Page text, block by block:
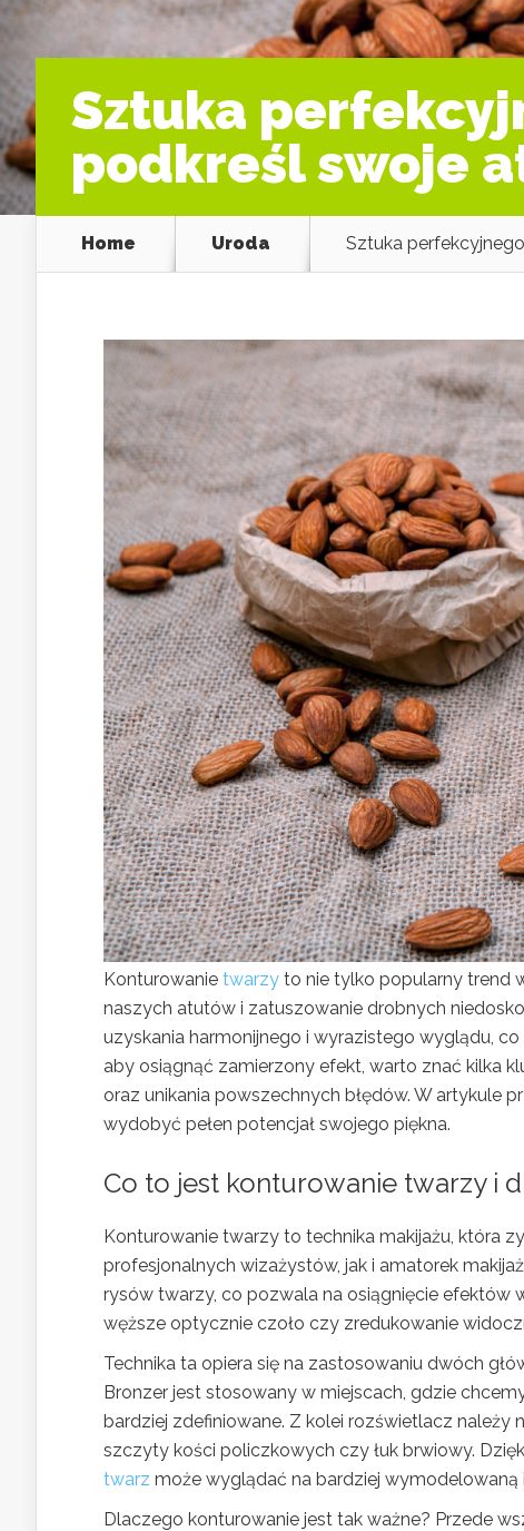
Sztuka
podkreśl swoje
Home Uroda Sztuka
Konturowanie twarzy to nie tylko popularny trend
naszych atutów i zatuszowanie drobnych
uzyskania harmonijnego i wyrazistego wyglądu,
aby osiągnąć zamierzony efekt, warto znać kilka
oraz unikania powszechnych błędów. W artykule
wydobyć pełen potencjał swojego piękna.
Co to jest konturowanie twarzy i
Konturowanie twarzy to technika makijażu, która
profesjonalnych wizażystów, jak i amatorek
rysów twarzy, co pozwala na osiągnięcie efektów
węższe optycznie czoło czy zredukowanie
Technika ta opiera się na zastosowaniu dwóch
Bronzer jest stosowany w miejscach, gdzie
bardziej zdefiniowane. Z kolei rozświetlacz należy
szczyty kości policzkowych czy łuk brwiowy.
twarz może wyglądać na bardziej wymodelowaną
Dlaczego konturowanie jest tak ważne? Przede